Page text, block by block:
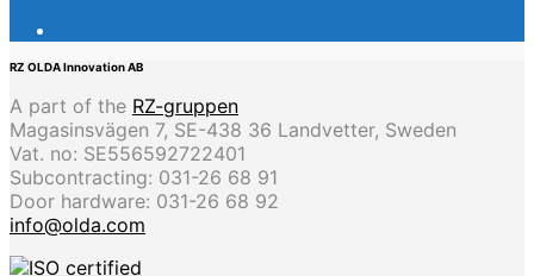
RZ OLDA Innovation AB
A part of the RZ-gruppen
Magasinsvägen 7, SE-438 36 Landvetter, Sweden
Vat. no: SE556592722401
Subcontracting: 031-26 68 91
Door hardware: 031-26 68 92
info@olda.com